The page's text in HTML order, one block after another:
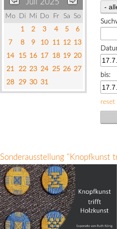
Juli 2025
Mo Di Mi Do Fr Sa
So
1
2 3 4 5
6
7
8 9 10 11 12 13
14
15 16 17 18 19 20
21
22 23 24 25 26 27
28
29 30 31
bis:
reset
Sonderausstellung